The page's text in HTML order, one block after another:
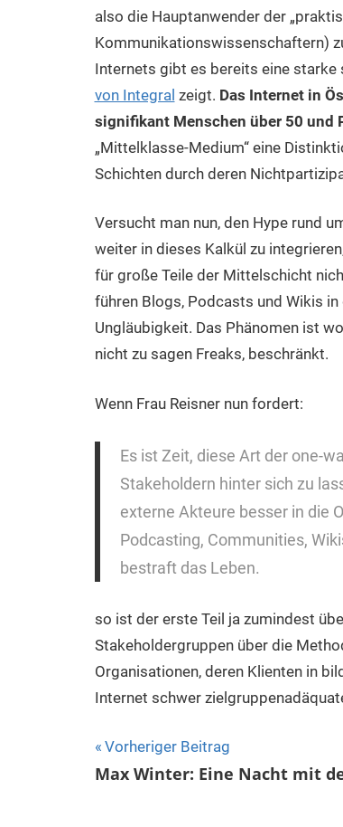
also die Hauptanwender der
Kommunikationswissenschaftern)
Internets gibt es bereits eine starke
von Integral zeigt. Das Internet in
signifikant Menschen über 50 und
„Mittelklasse-Medium“ eine
Schichten durch deren
Versucht man nun, den Hype rund
weiter in dieses Kalkül zu
für große Teile der Mittelschicht
führen Blogs, Podcasts und Wikis
Ungläubigkeit. Das Phänomen ist
nicht zu sagen Freaks, beschränkt.
Wenn Frau Reisner nun fordert:
Es ist Zeit, diese Art der one-
Stakeholdern hinter sich zu
externe Akteure besser in die
Podcasting, Communities,
bestraft das Leben.
so ist der erste Teil ja zumindest
Stakeholdergruppen über die
Organisationen, deren Klienten in
Internet schwer
Beitrags-
Navigation
Vorheriger Beitrag
Max Winter: Eine Nacht mit